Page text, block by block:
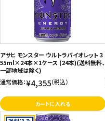
アサヒ モンスター ウルトラバイオレット 3
55ml×24本×1ケース (24本)(送料無料、
一部地域は除く)
通常価格：¥4,355（税込）
カートに入れる